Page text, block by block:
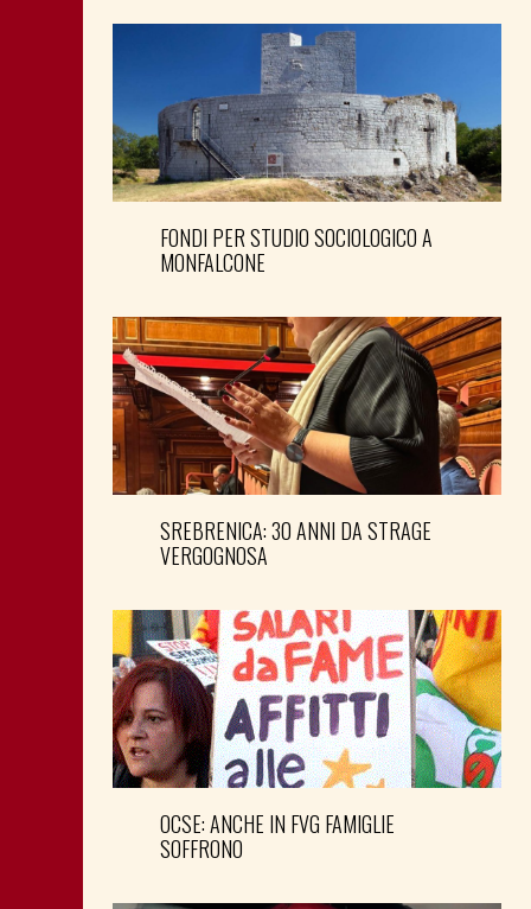
FONDI PER STUDIO SOCIOLOGICO A
MONFALCONE
SREBRENICA: 30 ANNI DA STRAGE
VERGOGNOSA
OCSE: ANCHE IN FVG FAMIGLIE
SOFFRONO